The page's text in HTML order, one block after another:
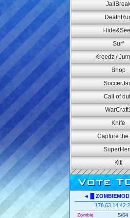
Surf
Kreedz /
Bhop
Call of
Knife
Capture the
Kiti
Vote
◄ █ ZOMBIEMOD
Zombie 5/64